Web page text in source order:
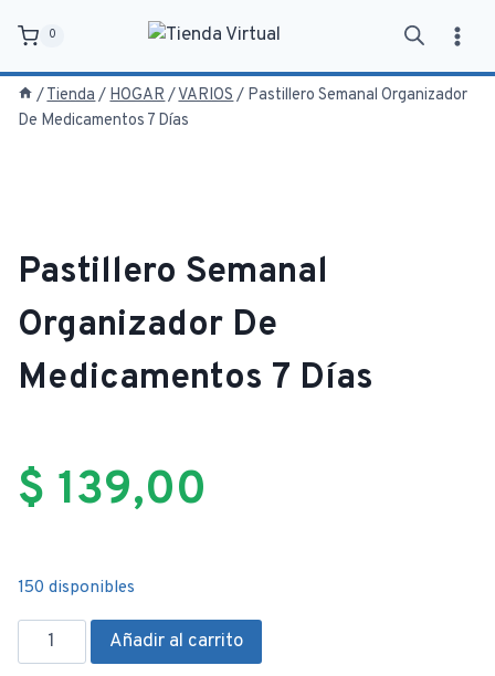
contenido
0
/Tienda / HOGAR /VARIOS / Pastillero Semanal Organizador
De Medicamentos 7 Días
Pastillero Semanal
Organizador De
Medicamentos 7 Días
$ 139,00
150 disponibles
Pastillero
Semanal
Añadir al carrito